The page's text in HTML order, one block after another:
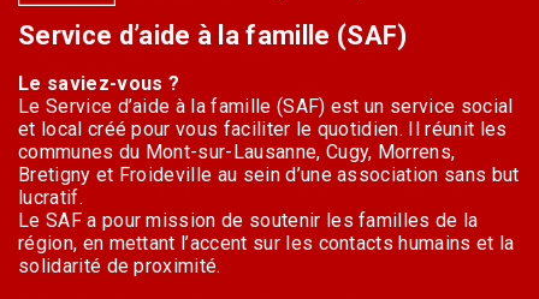
Service d’aide à la famille (SAF)
Le saviez-vous ?
Le Service d’aide à la famille (SAF) est un service social
et local créé pour vous faciliter le quotidien. Il réunit les
communes du Mont-sur-Lausanne, Cugy, Morrens,
Bretigny et Froideville au sein d’une association sans but
lucratif.
Le SAF a pour mission de soutenir les familles de la
région, en mettant l’accent sur les contacts humains et la
solidarité de proximité.